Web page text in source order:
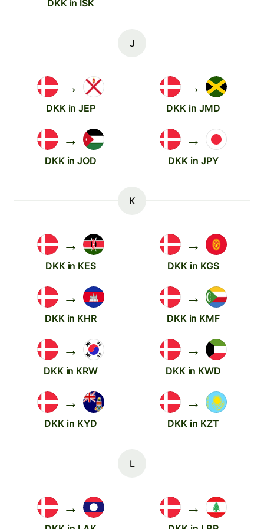
DKK in ISK
J
→
DKK in JEP
→
DKK in JMD
→
DKK in JOD
→
DKK in JPY
K
→
DKK in KES
→
DKK in KGS
→
DKK in KHR
→
DKK in KMF
→
DKK in KRW
→
DKK in KWD
→
DKK in KYD
→
DKK in KZT
L
→ →